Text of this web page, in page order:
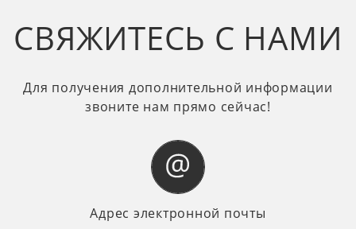
СВЯЖИТЕСЬ С НАМИ
Для получения дополнительной информации
звоните нам прямо сейчас!
Адрес электронной почты